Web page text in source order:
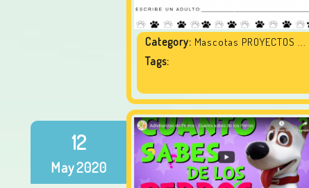
Category: Mascotas PROYECTOS ...
Tags:
12
May2020